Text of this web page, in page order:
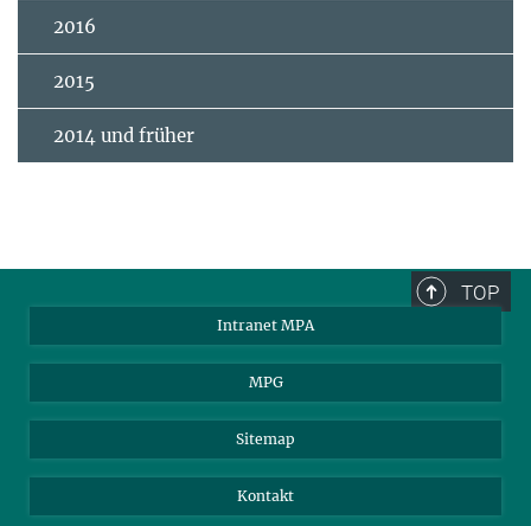
2016
2015
2014 und früher
TOP
Intranet MPA
MPG
Sitemap
Kontakt